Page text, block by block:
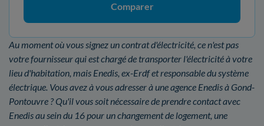
Comparer
Au moment où vous signez un contrat d'électricité, ce n'est pas
votre fournisseur qui est chargé de transporter l'électricité à votre
lieu d'habitation, mais Enedis, ex-Erdf et responsable du système
électrique. Vous avez à vous adresser à une agence Enedis à Gond-
Pontouvre ? Qu'il vous soit nécessaire de prendre contact avec
Enedis au sein du 16 pour un changement de logement, une